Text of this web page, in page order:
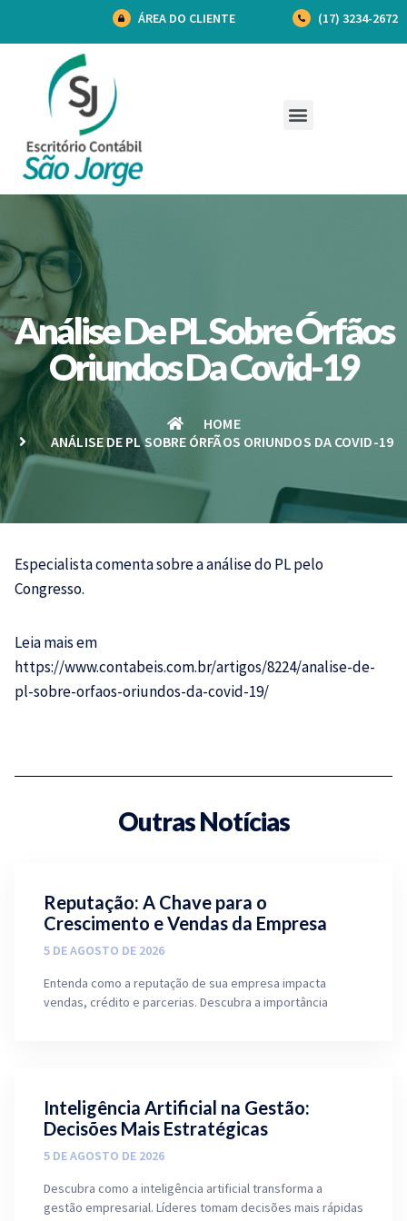
ÁREA DO CLIENTE (17) 3234-2672
Análise De PL Sobre Órfãos
Oriundos Da Covid-19
HOME
ANÁLISE DE PL SOBRE ÓRFÃOS ORIUNDOS DA COVID-19
Especialista comenta sobre a análise do PL pelo
Congresso.
Leia mais em
https://www.contabeis.com.br/artigos/8224/analise-de-
pl-sobre-orfaos-oriundos-da-covid-19/
Outras Notícias
Reputação: A Chave para o
Crescimento e Vendas da Empresa
5 DE AGOSTO DE 2026
Entenda como a reputação de sua empresa impacta
vendas, crédito e parcerias. Descubra a importância
Inteligência Artificial na Gestão:
Decisões Mais Estratégicas
5 DE AGOSTO DE 2026
Descubra como a inteligência artificial transforma a
gestão empresarial. Líderes tomam decisões mais rápidas